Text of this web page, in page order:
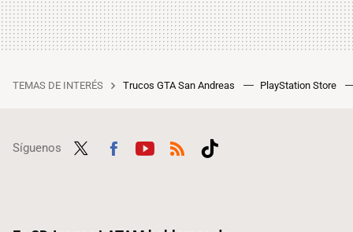
TEMAS DE INTERÉS Trucos GTA San Andreas PlayStation Store
Síguenos